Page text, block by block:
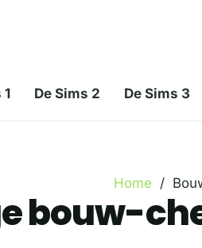
De Sims 2 De Sims 3
Home /
bouw-